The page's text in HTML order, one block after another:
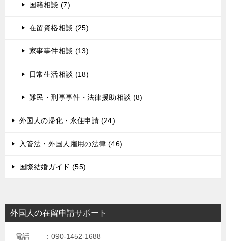
国籍相談 (7)
在留資格相談 (25)
家事事件相談 (13)
日常生活相談 (18)
難民・刑事事件・法律援助相談 (8)
外国人の帰化・永住申請 (24)
入管法・外国人雇用の法律 (46)
国際結婚ガイド (55)
外国人の在留申請サポート
電話 ：090-1452-1688